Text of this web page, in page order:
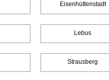
Eisenhüttenstadt
Lebus
Strausberg